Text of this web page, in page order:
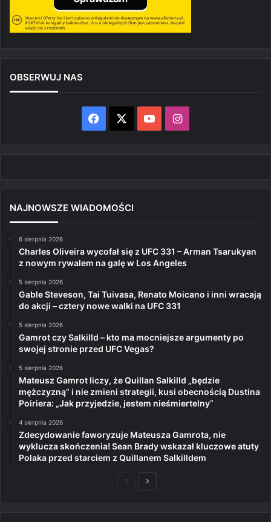
OBSERWUJ NAS
Facebook YouTubeInstagram
NAJNOWSZE WIADOMOŚCI
6 sierpnia 2026
Charles Oliveira wycofał się z UFC 331 – Arman Tsarukyan
z nowym rywalem na galę w Los Angeles
5 sierpnia 2026
Gable Steveson, Tai Tuivasa, Renato Moicano i inni wracają
do akcji – cztery nowe walki na UFC 331
5 sierpnia 2026
Gamrot czy Salkilld – kto ma mocniejsze argumenty po
swojej stronie przed UFC Vegas?
5 sierpnia 2026
Mateusz Gamrot liczy, że Quillan Salkilld „będzie
mężczyzną” i nie zmieni strategii, kusi obecnością Dustina
Poiriera: „Jak przyjedzie, jestem nieśmiertelny”
4 sierpnia 2026
Zdecydowanie faworyzuje Mateusza Gamrota, nie
wyklucza skończenia! Sean Brady wskazał kluczowe atuty
Polaka przed starciem z Quillanem Salkilldem
PoprzedniaNastępna